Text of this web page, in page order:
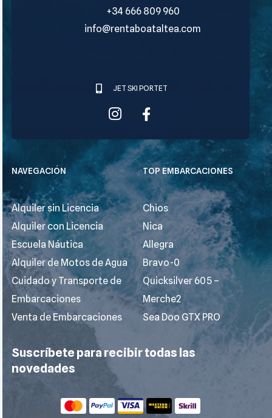
+34 666 809 960
info@rentaboataltea.com
JET SKI PORTET
NAVEGACIÓN
Alquiler sin Licencia
Alquiler con Licencia
Escuela Náutica
Alquiler de Motos de Agua
Cuidado y Transporte de
Embarcaciones
Venta de Embarcaciones
TOP EMBARCACIONES
Chios
Nica
Allegra
Bravo-0
Quicksilver 605 –
Merche2
Sea Doo GTX PRO
Suscríbete para recibir todas las
novedades